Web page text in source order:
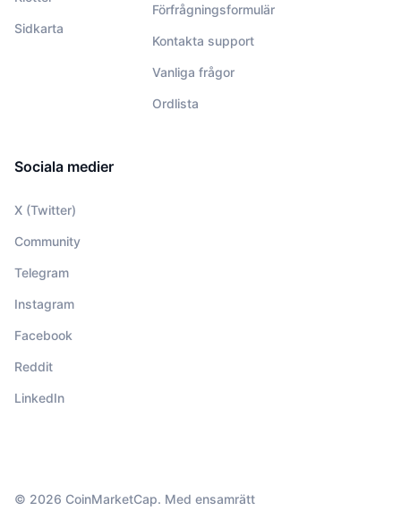
Sidkarta
Förfrågningsformulär
Kontakta support
Vanliga frågor
Ordlista
Sociala medier
X (Twitter)
Community
Telegram
Instagram
Facebook
Reddit
LinkedIn
© 2026 CoinMarketCap. Med ensamrätt